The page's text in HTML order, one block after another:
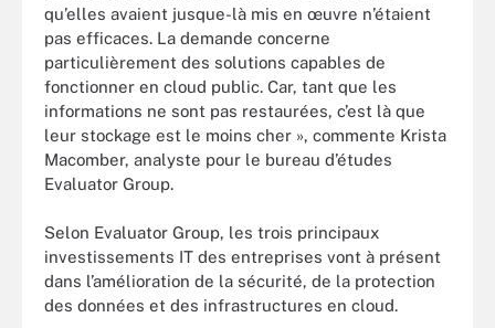
qu’elles avaient jusque-là mis en œuvre n’étaient
pas efficaces. La demande concerne
particulièrement des solutions capables de
fonctionner en cloud public. Car, tant que les
informations ne sont pas restaurées, c’est là que
leur stockage est le moins cher », commente Krista
Macomber, analyste pour le bureau d’études
Evaluator Group.
Selon Evaluator Group, les trois principaux
investissements IT des entreprises vont à présent
dans l’amélioration de la sécurité, de la protection
des données et des infrastructures en cloud.